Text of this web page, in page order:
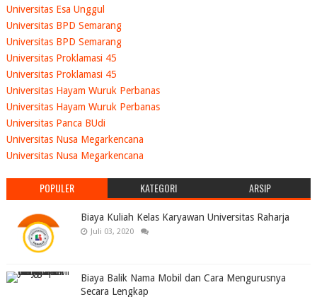
Universitas Esa Unggul
Universitas BPD Semarang
Universitas BPD Semarang
Universitas Proklamasi 45
Universitas Proklamasi 45
Universitas Hayam Wuruk Perbanas
Universitas Hayam Wuruk Perbanas
Universitas Panca BUdi
Universitas Nusa Megarkencana
Universitas Nusa Megarkencana
POPULER KATEGORI ARSIP
Biaya Kuliah Kelas Karyawan Universitas Raharja
Juli 03, 2020
Biaya Balik Nama Mobil dan Cara Mengurusnya
Secara Lengkap